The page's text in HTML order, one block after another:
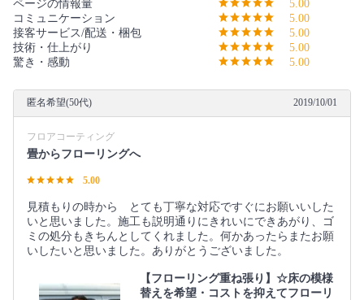
ページの情報量
5.00
コミュニケーション
5.00
接客サービス/配送・梱包
5.00
技術・仕上がり
5.00
驚き・感動
5.00
匿名希望(50代) 2019/10/01
フロアコーティング
畳からフローリングへ
5.00
見積もりの時から とても丁寧な対応ですぐにお願いいした
いと思いました。施工も説明通りにきれいにできあがり、ゴ
ミの処分もきちんとしてくれました。何かあったらまたお願
いしたいと思いました。ありがとうございました。
【フローリング重ね張り】☆床の模様
替えを希望・コストを抑えてフローリ